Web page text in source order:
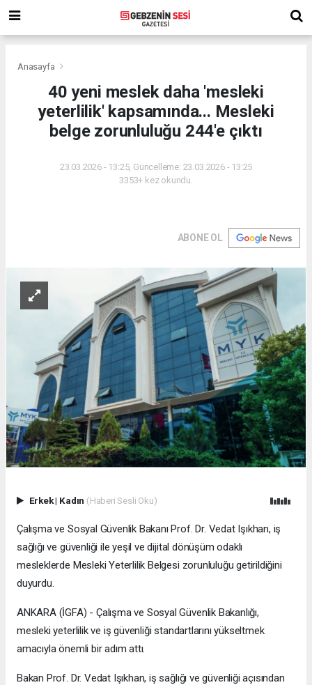
Anasayfa
40 yeni meslek daha 'mesleki
yeterlilik' kapsamında... Mesleki
belge zorunluluğu 244'e çıktı
23.03.2026 - 13:25, Güncelleme: 23.03.2026 - 13:25
3353+ kez okundu.
ABONE OL
Erkek| Kadın (Haberi Sesli Oku)
Çalışma ve Sosyal Güvenlik Bakanı Prof. Dr. Vedat Işıkhan, iş
sağlığı ve güvenliği ile yeşil ve dijital dönüşüm odaklı
mesleklerde Mesleki Yeterlilik Belgesi zorunluluğu getirildiğini
duyurdu.
ANKARA (İGFA) - Çalışma ve Sosyal Güvenlik Bakanlığı,
mesleki yeterlilik ve iş güvenliği standartlarını yükseltmek
amacıyla önemli bir adım attı.
Bakan Prof. Dr. Vedat Işıkhan, iş sağlığı ve güvenliği açısından